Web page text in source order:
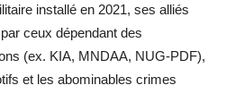
installé en 2021, ses alliés
ceux dépendant des
(ex. KIA, MNDAA, NUG-PDF),
et les abominables crimes